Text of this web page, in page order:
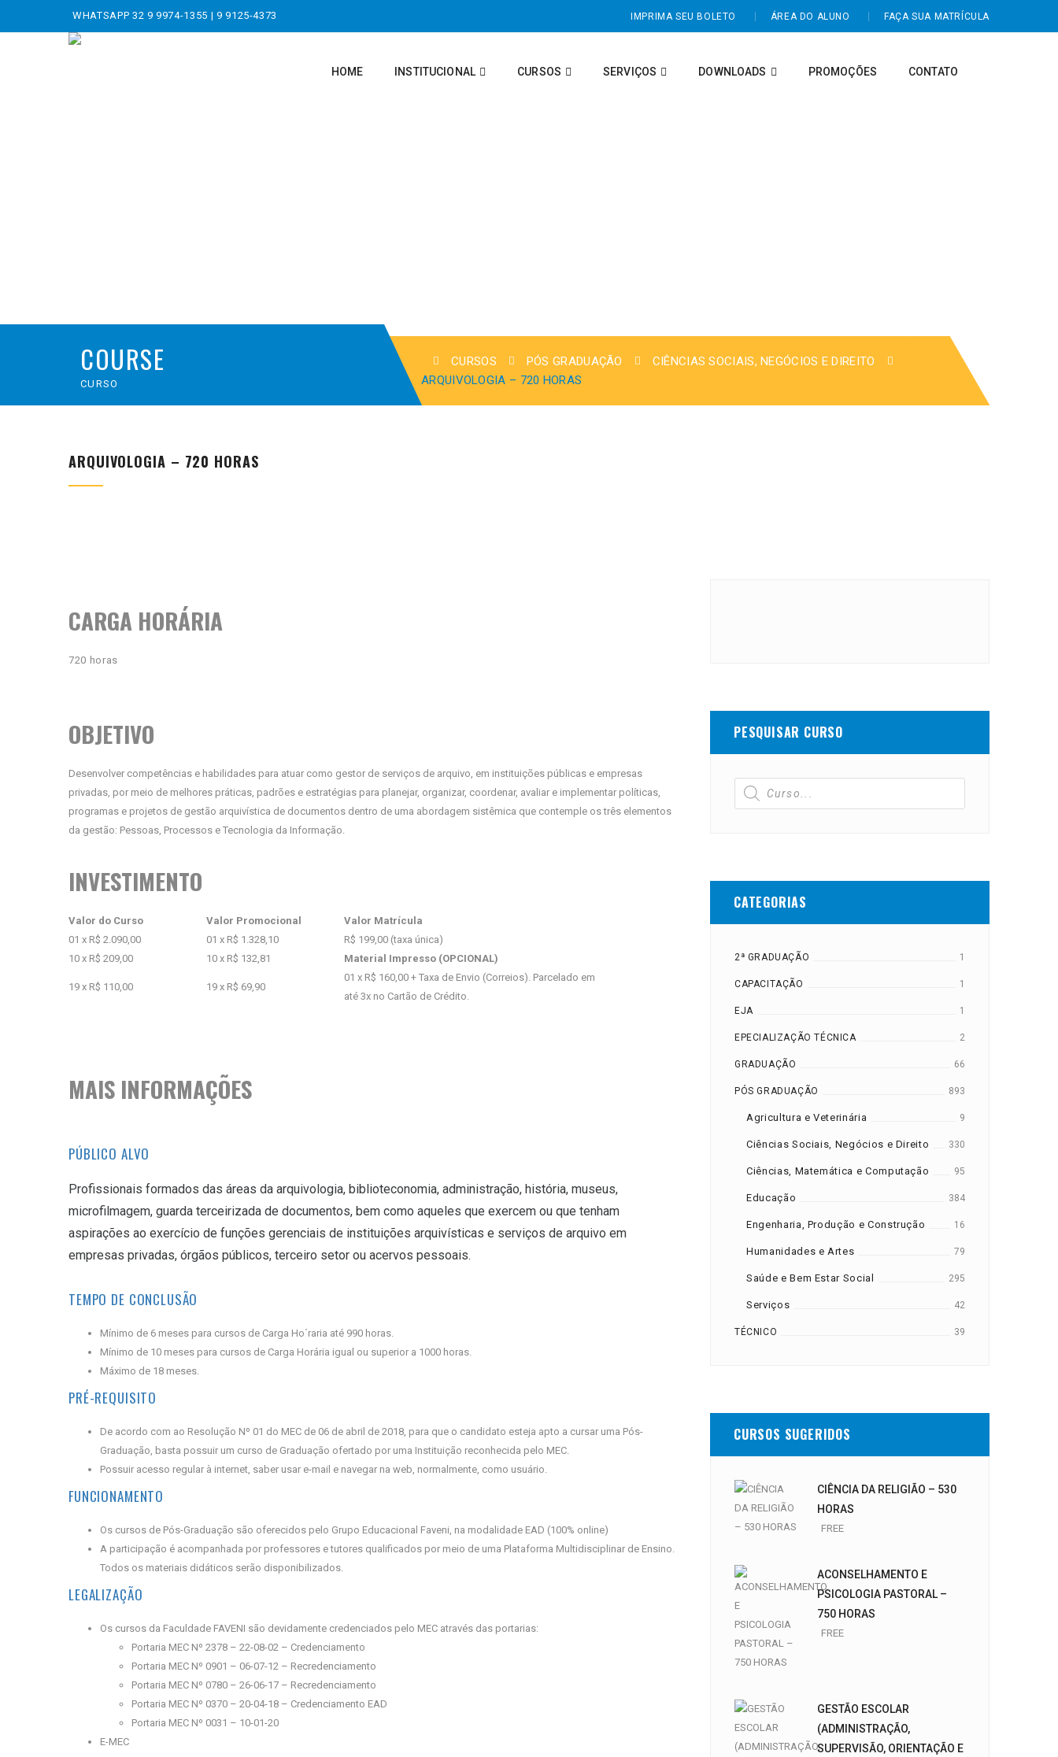
WHATSAPP 32 9 9974-1355 | 9 9125-4373 IMPRIMA SEU BOLETO ÁREA DO ALUNO FAÇA SUA MATRÍCULA
HOME INSTITUCIONAL CURSOS SERVIÇOS DOWNLOADS PROMOÇÕES CONTATO
COURSE
CURSO
CURSOS PÓS GRADUAÇÃO
CIÊNCIAS SOCIAIS, NEGÓCIOS E DIREITO
ARQUIVOLOGIA – 720 HORAS
ARQUIVOLOGIA – 720 HORAS
CARGA HORÁRIA
720 horas
OBJETIVO
Desenvolver competências e habilidades para atuar como gestor de serviços de arquivo, em instituições públicas e empresas
privadas, por meio de melhores práticas, padrões e estratégias para planejar, organizar, coordenar, avaliar e implementar políticas,
programas e projetos de gestão arquivística de documentos dentro de uma abordagem sistêmica que contemple os três elementos
da gestão: Pessoas, Processos e Tecnologia da Informação.
INVESTIMENTO
Valor do Curso Valor Promocional
Valor Matrícula
01 x R$ 2.090,00
01 x R$ 1.328,10
R$ 199,00 (taxa única)
10 x R$ 209,00
10 x R$ 132,81 Material Impresso (OPCIONAL)
19 x R$ 110,00 19 x R$ 69,90
01 x R$ 160,00 + Taxa de Envio (Correios). Parcelado em
até 3x no Cartão de Crédito.
MAIS INFORMAÇÕES
PÚBLICO ALVO
Profissionais formados das áreas da arquivologia, biblioteconomia, administração, história, museus,
microfilmagem, guarda terceirizada de documentos, bem como aqueles que exercem ou que tenham
aspirações ao exercício de funções gerenciais de instituições arquivísticas e serviços de arquivo em
empresas privadas, órgãos públicos, terceiro setor ou acervos pessoais.
TEMPO DE CONCLUSÃO
Mínimo de 6 meses para cursos de Carga Ho´raria até 990 horas.
Mínimo de 10 meses para cursos de Carga Horária igual ou superior a 1000 horas.
Máximo de 18 meses.
PRÉ-REQUISITO
De acordo com ao Resolução Nº 01 do MEC de 06 de abril de 2018, para que o candidato esteja apto a cursar uma Pós-
Graduação, basta possuir um curso de Graduação ofertado por uma Instituição reconhecida pelo MEC.
Possuir acesso regular à internet, saber usar e-mail e navegar na web, normalmente, como usuário.
FUNCIONAMENTO
Os cursos de Pós-Graduação são oferecidos pelo Grupo Educacional Faveni, na modalidade EAD (100% online)
A participação é acompanhada por professores e tutores qualificados por meio de uma Plataforma Multidisciplinar de Ensino.
Todos os materiais didáticos serão disponibilizados.
LEGALIZAÇÃO
Os cursos da Faculdade FAVENI são devidamente credenciados pelo MEC através das portarias:
Portaria MEC Nº 2378 – 22-08-02 – Credenciamento
Portaria MEC Nº 0901 – 06-07-12 – Recredenciamento
Portaria MEC Nº 0780 – 26-06-17 – Recredenciamento
Portaria MEC Nº 0370 – 20-04-18 – Credenciamento EAD
Portaria MEC Nº 0031 – 10-01-20
E-MEC
PESQUISAR CURSO
CATEGORIAS
2ª GRADUAÇÃO 1
CAPACITAÇÃO 1
EJA 1
EPECIALIZAÇÃO TÉCNICA 2
GRADUAÇÃO 66
PÓS GRADUAÇÃO 893
Agricultura e Veterinária 9
Ciências Sociais, Negócios e Direito 330
Ciências, Matemática e Computação 95
Educação 384
Engenharia, Produção e Construção 16
Humanidades e Artes 79
Saúde e Bem Estar Social 295
Serviços 42
TÉCNICO 39
CURSOS SUGERIDOS
CIÊNCIA DA RELIGIÃO – 530
HORAS
FREE
ACONSELHAMENTO E
PSICOLOGIA PASTORAL –
750 HORAS
FREE
GESTÃO ESCOLAR
(ADMINISTRAÇÃO,
SUPERVISÃO, ORIENTAÇÃO E